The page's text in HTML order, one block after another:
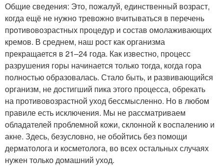
Общие сведения: Это, пожалуй, единственный возраст,
когда ещё не нужно тревожно вчитываться в перечень
противовозрастных процедур и состав омолаживающих
кремов. В среднем, наш рост как организма
прекращается в 21–24 года. Как известно, процесс
разрушения горы начинается только тогда, когда гора
полностью образовалась. Стало быть, и развивающийся
организм, не достигший пика этого процесса, обрекать
на противовозрастной уход бессмысленно. Но в любом
правиле есть исключения. Мы не рассматриваем
обладателей проблемной кожи, склонной к воспалению и
акне. Здесь, безусловно, не обойтись без помощи
дерматолога и косметолога, во всех остальных случаях
нужен только домашний уход.